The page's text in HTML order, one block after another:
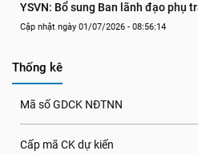
YSVN: Bổ sung Ban lãnh đạo phụ
Cập nhật ngày 01/07/2026 - 08:56:14
Thống kê
Mã số GDCK NĐTNN
Cấp mã CK dự kiến